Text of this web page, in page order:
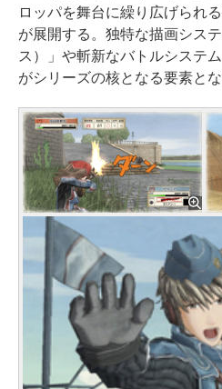
ロッパを舞台に繰り広げられ
が展開する。独特な描画シス
ス）」や斬新なバトルシステ
がシリーズの核となる要素とな